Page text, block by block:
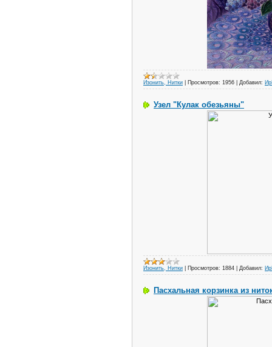
Изонить, Нитки Просмотров: 1956 Добавил:
Узел "Кулак обезьяны"
Изонить, Нитки Просмотров: 1884 Добавил:
Пасхальная корзинка из